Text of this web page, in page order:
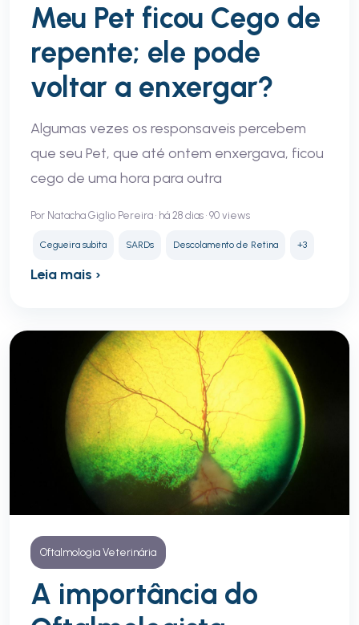
Meu Pet ficou Cego de
repente; ele pode
voltar a enxergar?
Algumas vezes os responsaveis percebem
que seu Pet, que até ontem enxergava, ficou
cego de uma hora para outra
Por Natacha Giglio Pereira • há 28 dias • 90 views
Cegueira subita SARDs Descolamento de Retina +3
Leia mais ›
Oftalmologia Veterinária
A importância do